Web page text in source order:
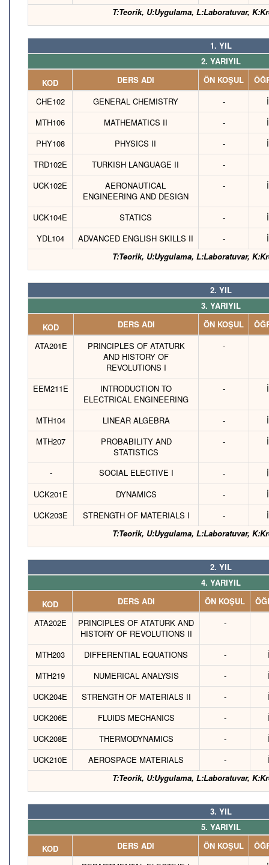
T:Teorik, U:Uygulama, L:Laboratuvar,
1. YIL
2. YARIYIL
KOD
DERS ADI ÖN KOŞUL
CHE102
GENERAL CHEMISTRY -
MTH106
MATHEMATICS II -
PHY108
PHYSICS II -
TRD102E
TURKISH LANGUAGE II
-
UCK102E
AERONAUTICAL
ENGINEERING AND DESIGN
-
UCK104E STATICS -
YDL104
ADVANCED ENGLISH SKILLS II -
T:Teorik, U:Uygulama, L:Laboratuvar,
2. YIL
3. YARIYIL
KOD
DERS ADI ÖN KOŞUL
ATA201E
PRINCIPLES OF ATATURK
AND HISTORY OF
REVOLUTIONS I
-
EEM211E
INTRODUCTION TO
ELECTRICAL ENGINEERING
-
MTH104 LINEAR ALGEBRA -
MTH207
PROBABILITY AND
STATISTICS
-
- SOCIAL ELECTIVE I -
UCK201E
DYNAMICS -
UCK203E
STRENGTH OF MATERIALS I -
T:Teorik, U:Uygulama, L:Laboratuvar,
2. YIL
4. YARIYIL
KOD
DERS ADI ÖN KOŞUL
ATA202E
PRINCIPLES OF ATATURK AND
HISTORY OF REVOLUTIONS II
-
MTH203 DIFFERENTIAL EQUATIONS -
MTH219
NUMERICAL ANALYSIS -
UCK204E
STRENGTH OF MATERIALS II -
UCK206E
FLUIDS MECHANICS -
UCK208E
THERMODYNAMICS -
UCK210E
AEROSPACE MATERIALS -
T:Teorik, U:Uygulama, L:Laboratuvar,
3. YIL
5. YARIYIL
KOD
DERS ADI ÖN KOŞUL